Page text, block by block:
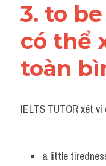
3. to
có thể
toàn
IELTS TUTOR xét ví
a little